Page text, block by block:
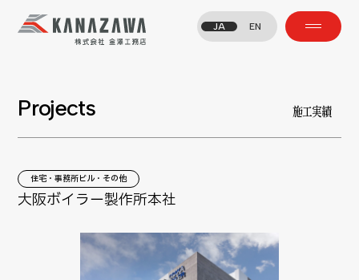
JA EN
Projects 施工実績
住宅・事務所ビル・その他
大阪ボイラー製作所本社